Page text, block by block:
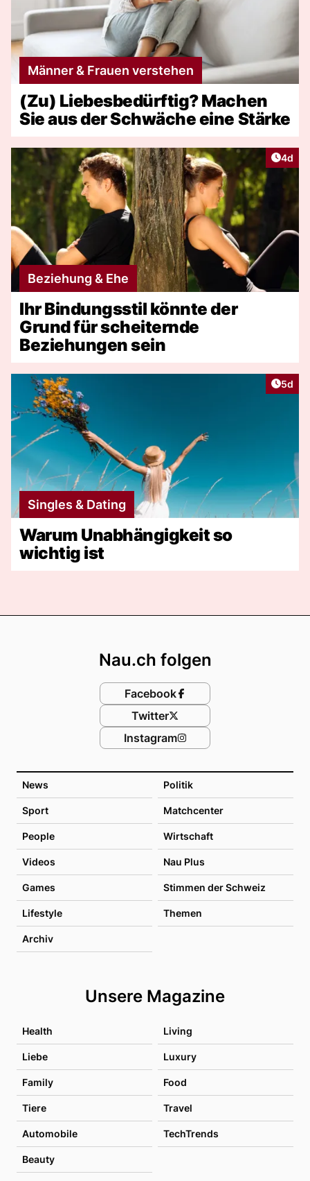
Männer & Frauen verstehen
(Zu) Liebesbedürftig? Machen
Sie aus der Schwäche eine Stärke
4d
Beziehung & Ehe
Ihr Bindungsstil könnte der
Grund für scheiternde
Beziehungen sein
5d
Singles & Dating
Warum Unabhängigkeit so
wichtig ist
News Politik
Sport Matchcenter
People Wirtschaft
Videos Nau Plus
Games Stimmen der Schweiz
Lifestyle Themen
Archiv
Unsere Magazine
Health Living
Liebe Luxury
Family Food
Tiere Travel
Automobile TechTrends
Beauty
Nau.ch folgen
Facebook
Twitter
Instagram